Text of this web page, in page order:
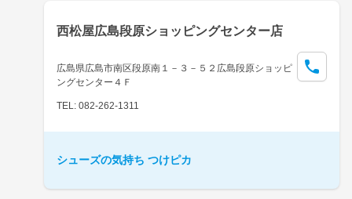
西松屋広島段原ショッピングセンター店
広島県広島市南区段原南１－３－５２広島段原ショッピ
ングセンター４Ｆ
TEL: 082-262-1311
シューズの気持ち つけピカ